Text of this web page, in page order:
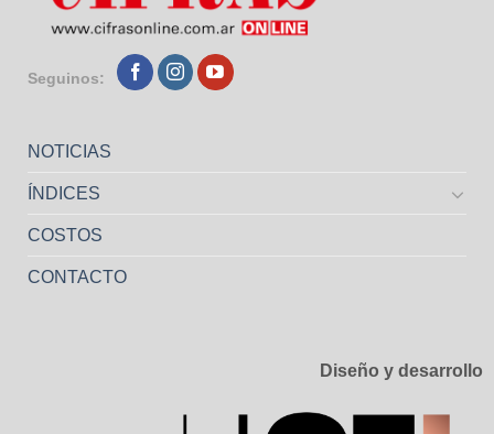
Seguinos:
NOTICIAS
ÍNDICES
COSTOS
CONTACTO
Diseño y desarrollo